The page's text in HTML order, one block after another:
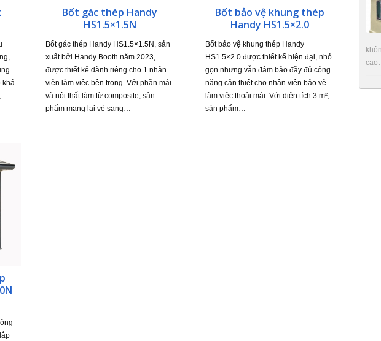
khả
Bốt gác thép Handy
HS1.5×1.5N
Bốt gác thép Handy HS1.5×1.5N, sản
xuất bởi Handy Booth năm 2023,
được thiết kế dành riêng cho 1 nhân
viên làm việc bên trong. Với phần mái
và nội thất làm từ composite, sản
phẩm mang lại vẻ sang…
Bốt bảo vệ khung thép
Handy HS1.5×2.0
Bốt bảo vệ khung thép Handy
HS1.5×2.0 được thiết kế hiện đại, nhỏ
gọn nhưng vẫn đảm bảo đầy đủ công
năng cần thiết cho nhân viên bảo vệ
làm việc thoải mái. Với diện tích 3 m²,
sản phẩm…